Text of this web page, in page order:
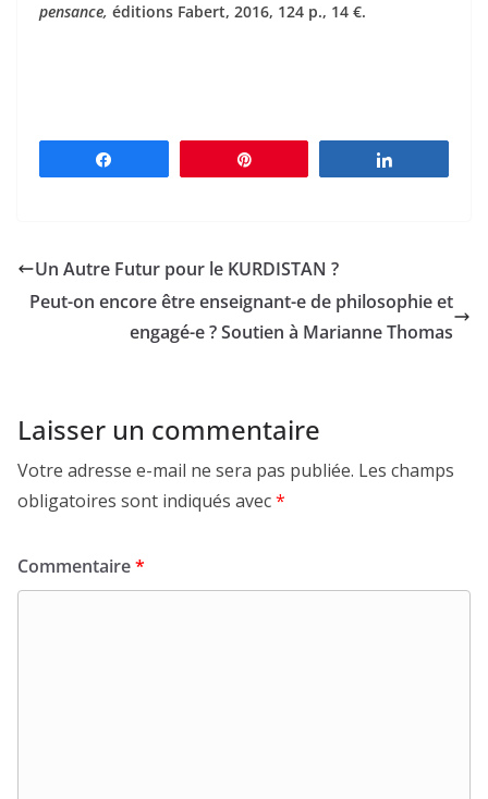
pensance, éditions Fabert, 2016, 124 p., 14 €.
Un Autre Futur pour le KURDISTAN ?
Peut-on encore être enseignant-e de philosophie et
engagé-e ? Soutien à Marianne Thomas
Laisser un commentaire
Votre adresse e-mail ne sera pas publiée. Les champs
obligatoires sont indiqués avec*
Commentaire*